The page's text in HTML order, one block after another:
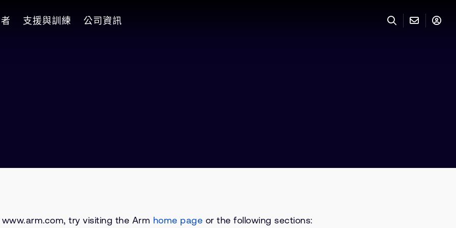
支援與訓練 公司資訊
try visiting the Arm home page or the following sections: